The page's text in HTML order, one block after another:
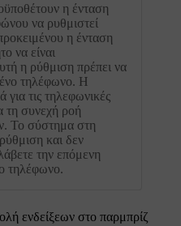
η ένταση
να ρυθμιστεί
η ένταση
να είναι
η ρύθμιση πρέπει να
τηλέφωνο. Η
για τις τηλεφωνικές
τη συνεχή ροή
Το σύστημα στη
και δεν
την επόμενη
τηλέφωνο.
ενδείξεων στο παρμπρίζ